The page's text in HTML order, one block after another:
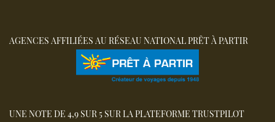
AGENCES AFFILIÉES AU RÉSEAU NATIONAL PRÊT À PARTIR
UNE NOTE DE 4,9 SUR 5 SUR LA PLATEFORME TRUSTPILOT